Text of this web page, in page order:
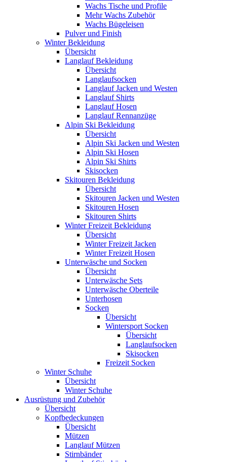
Wachs Tische und Profile
Mehr Wachs Zubehör
Wachs Bügeleisen
Pulver und Finish
Winter Bekleidung
Übersicht
Langlauf Bekleidung
Übersicht
Langlaufsocken
Langlauf Jacken und Westen
Langlauf Shirts
Langlauf Hosen
Langlauf Rennanzüge
Alpin Ski Bekleidung
Übersicht
Alpin Ski Jacken und Westen
Alpin Ski Hosen
Alpin Ski Shirts
Skisocken
Skitouren Bekleidung
Übersicht
Skitouren Jacken und Westen
Skitouren Hosen
Skitouren Shirts
Winter Freizeit Bekleidung
Übersicht
Winter Freizeit Jacken
Winter Freizeit Hosen
Unterwäsche und Socken
Übersicht
Unterwäsche Sets
Unterwäsche Oberteile
Unterhosen
Socken
Übersicht
Wintersport Socken
Übersicht
Langlaufsocken
Skisocken
Freizeit Socken
Winter Schuhe
Übersicht
Winter Schuhe
Ausrüstung und Zubehör
Übersicht
Kopfbedeckungen
Übersicht
Mützen
Langlauf Mützen
Stirnbänder